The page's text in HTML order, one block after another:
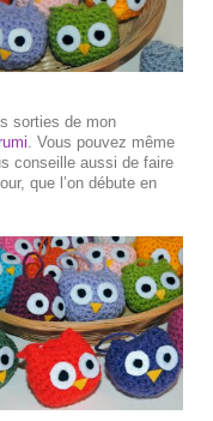
sorties de mon
. Vous pouvez même
conseille aussi de faire
que l’on débute en